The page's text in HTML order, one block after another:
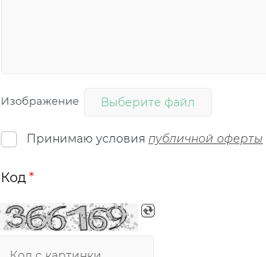
Изображение Выберите файл
Принимаю условия публичной оферты
Код